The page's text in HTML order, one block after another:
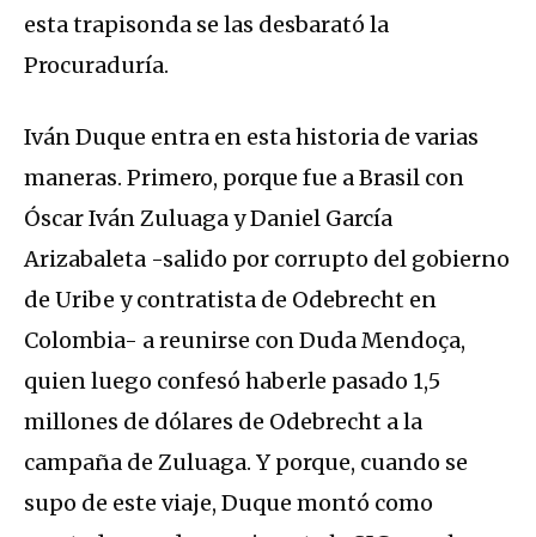
esta trapisonda se las desbarató la
Procuraduría.
Iván Duque entra en esta historia de varias
maneras. Primero, porque fue a Brasil con
Óscar Iván Zuluaga y Daniel García
Arizabaleta -salido por corrupto del gobierno
de Uribe y contratista de Odebrecht en
Colombia- a reunirse con Duda Mendoça,
quien luego confesó haberle pasado 1,5
millones de dólares de Odebrecht a la
campaña de Zuluaga. Y porque, cuando se
supo de este viaje, Duque montó como